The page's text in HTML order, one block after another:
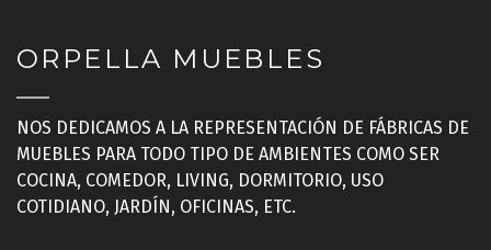
ORPELLA MUEBLES
NOS DEDICAMOS A LA REPRESENTACIÓN DE FÁBRICAS DE
MUEBLES PARA TODO TIPO DE AMBIENTES COMO SER
COCINA, COMEDOR, LIVING, DORMITORIO, USO
COTIDIANO, JARDÍN, OFICINAS, ETC.